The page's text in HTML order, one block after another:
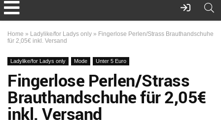
Home » Ladylike/for Ladys only » Fingerlose Perlen/Strass Brauthandschuhe
für 2,05€ inkl. Versand
Ladylike/for Ladys only Mode Unter 5 Euro
Fingerlose Perlen/Strass
Brauthandschuhe für 2,05€
inkl. Versand